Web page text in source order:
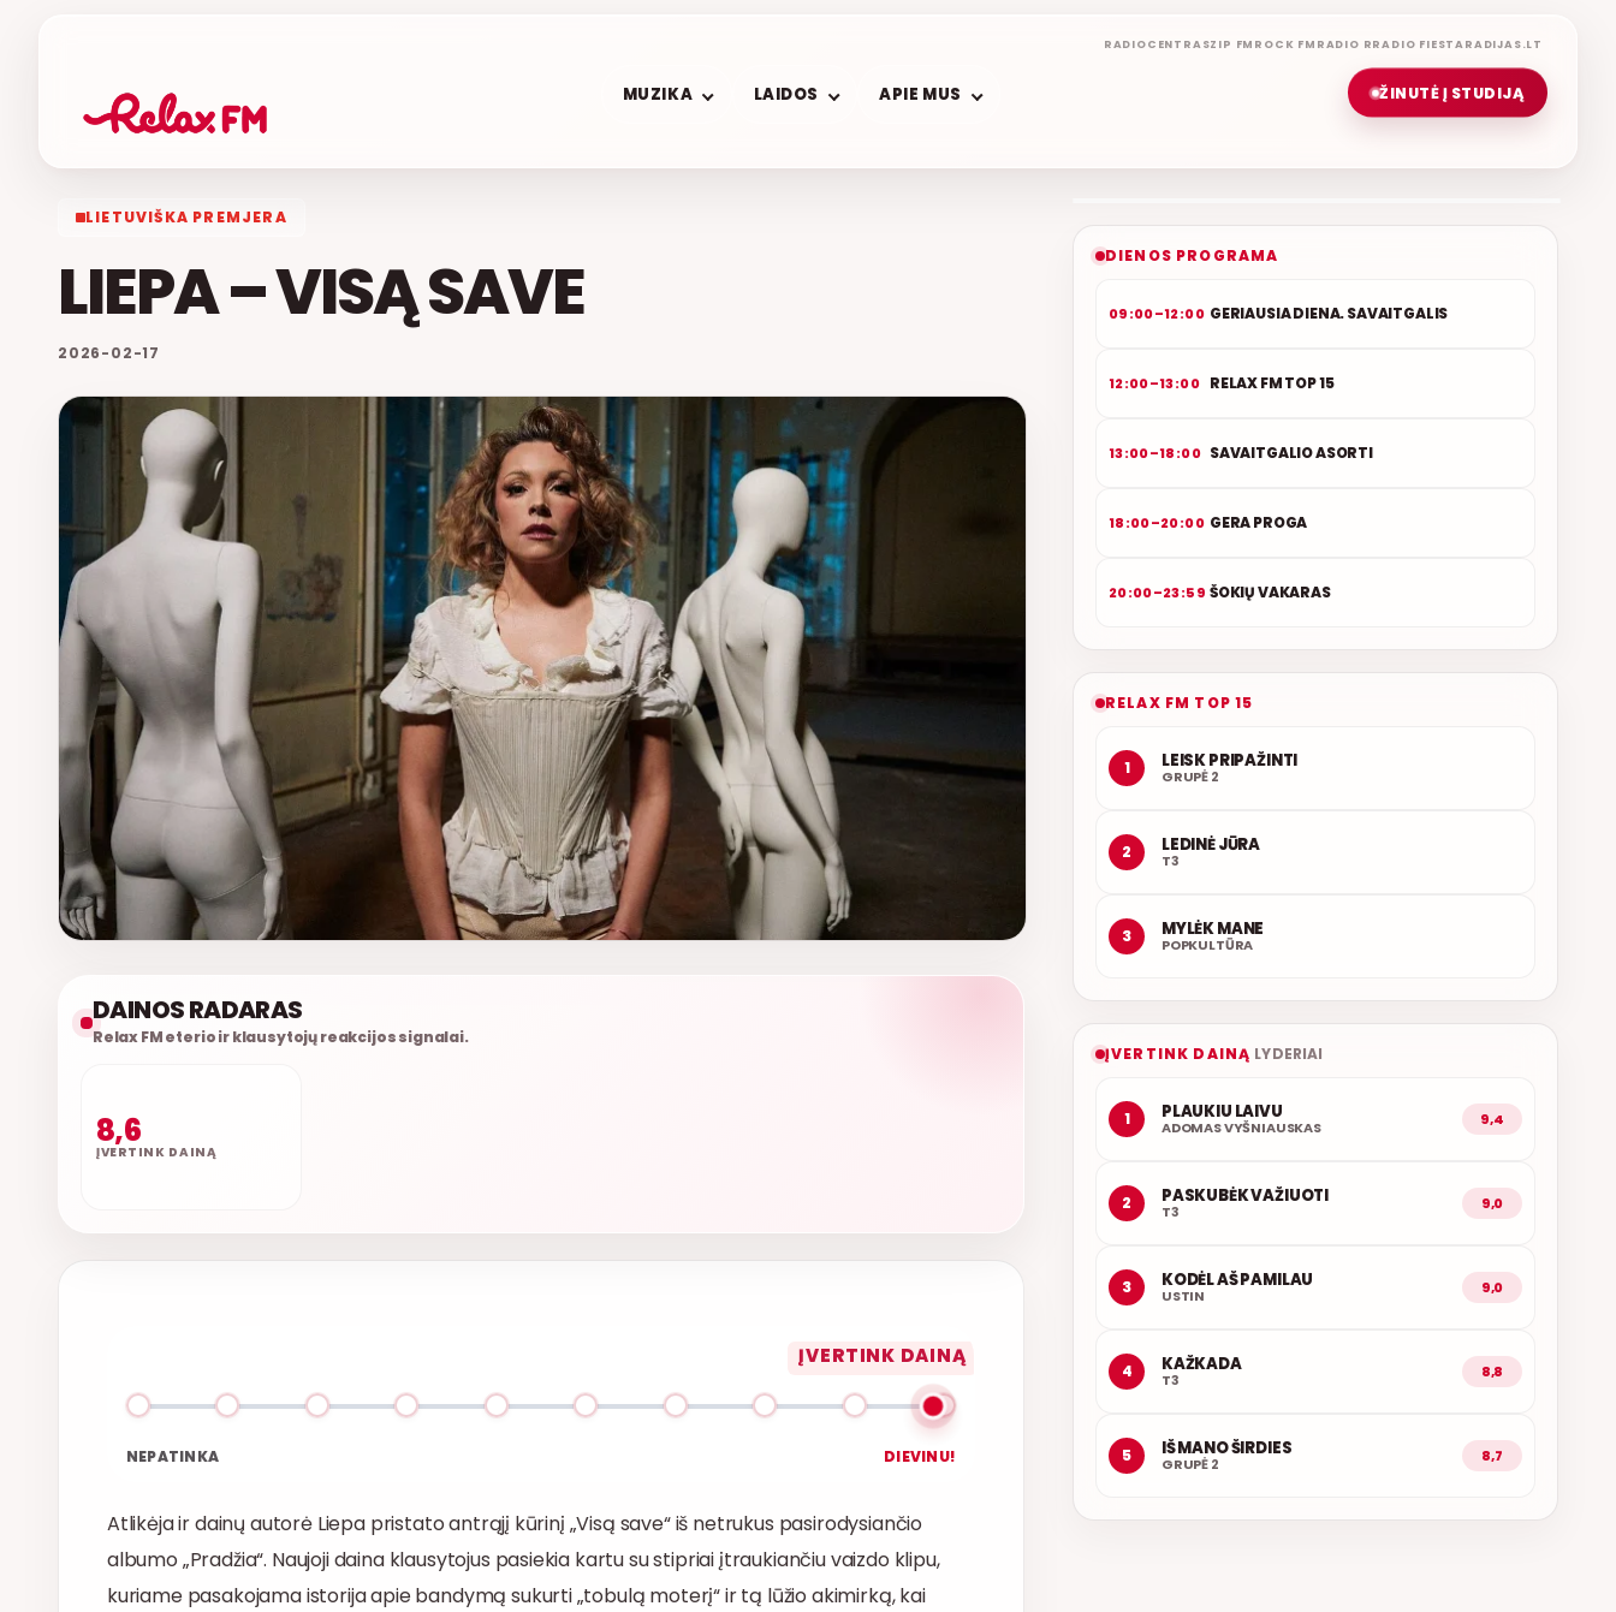
RADIOCENTRASZIP FM ROCK FM RADIO RRADIO FIESTARADIJAS.LT
ŽINUTĖ Į STUDIJĄ
MUZIKA LAIDOS APIE MUS
LIETUVIŠKA PREMJERA
LIEPA – VISĄ SAVE
2026-02-17
DAINOS RADARAS
Relax FM eterio ir klausytojų reakcijos signalai.
8,6
ĮVERTINK DAINĄ
ĮVERTINK DAINĄ
NEPATINKA DIEVINU!
Atlikėja ir dainų autorė Liepa pristato antrąjį kūrinį „Visą save“ iš netrukus pasirodysiančio
albumo „Pradžia“. Naujoji daina klausytojus pasiekia kartu su stipriai įtraukiančiu vaizdo klipu,
kuriame pasakojama istorija apie bandymą sukurti „tobulą moterį“ ir tą lūžio akimirką, kai
ETERYJE
LIETUVIŠKOS MUZIKOS NAMAI
DIENOS PROGRAMA
09:00–12:00 GERIAUSIA DIENA. SAVAITGALIS
12:00–13:00 RELAX FM TOP 15
13:00–18:00 SAVAITGALIO ASORTI
18:00–20:00 GERA PROGA
20:00–23:59 ŠOKIŲ VAKARAS
RELAX FM TOP 15
1 LEISK PRIPAŽINTI
GRUPĖ 2
2 LEDINĖ JŪRA
T3
3 MYLĖK MANE
POPKULTŪRA
ĮVERTINK DAINĄ LYDERIAI
1 PLAUKIU LAIVU
ADOMAS VYŠNIAUSKAS 9,4
2 PASKUBĖK VAŽIUOTI
T3 9,0
3 KODĖL AŠ PAMILAU
USTIN 9,0
4 KAŽKADA
T3 8,8
5 IŠ MANO ŠIRDIES
GRUPĖ 2 8,7